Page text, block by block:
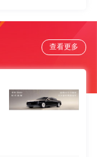
查看更多